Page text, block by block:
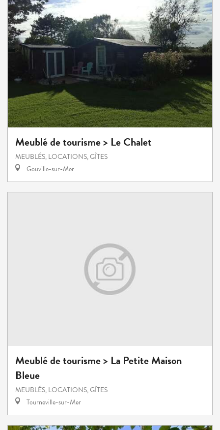
Meublé de tourisme > Le Chalet
MEUBLÉS, LOCATIONS, GÎTES
Gouville-sur-Mer
Meublé de tourisme > La Petite Maison
Bleue
MEUBLÉS, LOCATIONS, GÎTES
Tourneville-sur-Mer